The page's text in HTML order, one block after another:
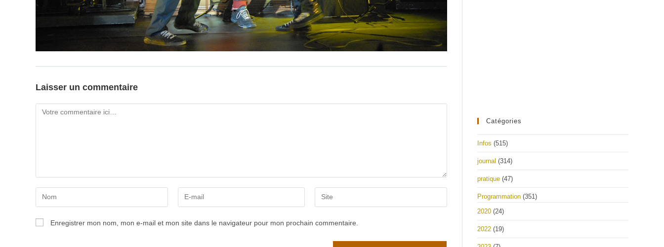
Laisser un commentaire
Comment
Enter
your
name
Enter
your
Saisir
l’URL
Enregistrer mon nom, mon e-mail et mon site dans le navigateur pour mon prochain commentaire.
Catégories
Infos (515)
journal (314)
pratique (47)
Programmation (351)
2020 (24)
2022 (19)